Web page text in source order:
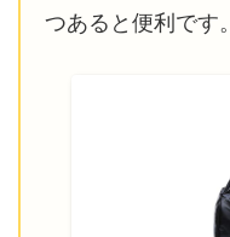
つあると便利です。